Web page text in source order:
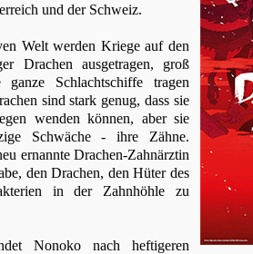
und der Schweiz.
Welt werden Kriege auf den
Drachen ausgetragen, groß
ganze Schlachtschiffe tragen
sind stark genug, dass sie
wenden können, aber sie
Schwäche - ihre Zähne.
ernannte Drachen-Zahnärztin
den Drachen, den Hüter des
in der Zahnhöhle zu
Nonoko nach heftigeren